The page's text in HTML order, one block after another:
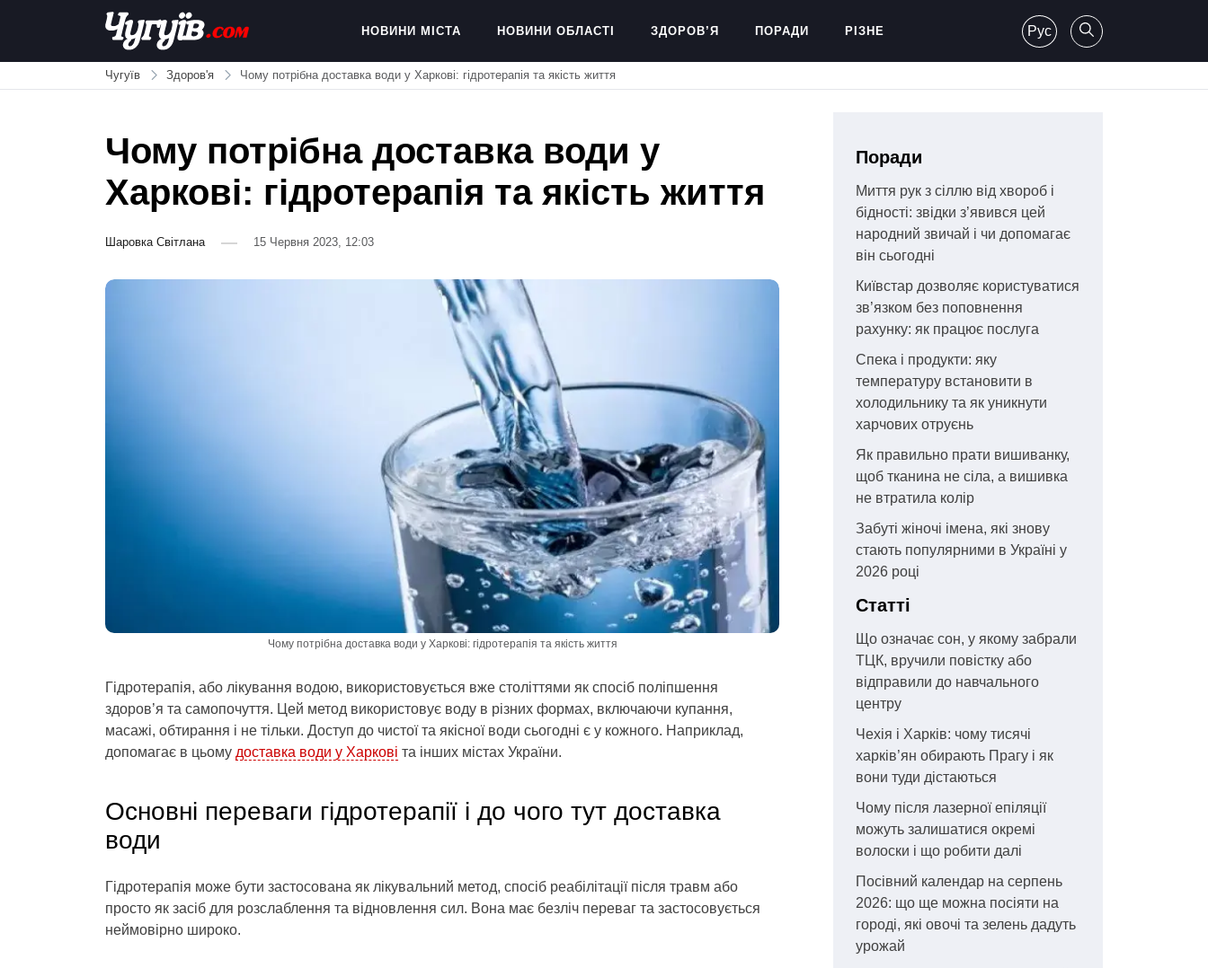
Chuguiv
НОВИНИ МІСТА НОВИНИ ОБЛАСТІ ЗДОРОВ’Я ПОРАДИ РІЗНЕ Рус
Чугуїв Здоров'я Чому потрібна доставка води у Харкові: гідротерапія та якість життя
Чому потрібна доставка води у
Харкові: гідротерапія та якість життя
Шаровка Світлана 15 Червня 2023, 12:03
Чому потрібна доставка води у Харкові: гідротерапія та якість життя
Гідротерапія, або лікування водою, використовується вже століттями як спосіб поліпшення
здоров’я та самопочуття. Цей метод використовує воду в різних формах, включаючи купання,
масажі, обтирання і не тільки. Доступ до чистої та якісної води сьогодні є у кожного. Наприклад,
допомагає в цьому доставка води у Харкові та інших містах України.
Основні переваги гідротерапії і до чого тут доставка
води
Гідротерапія може бути застосована як лікувальний метод, спосіб реабілітації після травм або
просто як засіб для розслаблення та відновлення сил. Вона має безліч переваг та застосовується
неймовірно широко.
Поради
Миття рук з сіллю від хвороб і
бідності: звідки з’явився цей
народний звичай і чи допомагає
він сьогодні
Київстар дозволяє користуватися
зв’язком без поповнення
рахунку: як працює послуга
Спека і продукти: яку
температуру встановити в
холодильнику та як уникнути
харчових отруєнь
Як правильно прати вишиванку,
щоб тканина не сіла, а вишивка
не втратила колір
Забуті жіночі імена, які знову
стають популярними в Україні у
2026 році
Статті
Що означає сон, у якому забрали
ТЦК, вручили повістку або
відправили до навчального
центру
Чехія і Харків: чому тисячі
харків’ян обирають Прагу і як
вони туди дістаються
Чому після лазерної епіляції
можуть залишатися окремі
волоски і що робити далі
Посівний календар на серпень
2026: що ще можна посіяти на
городі, які овочі та зелень дадуть
урожай